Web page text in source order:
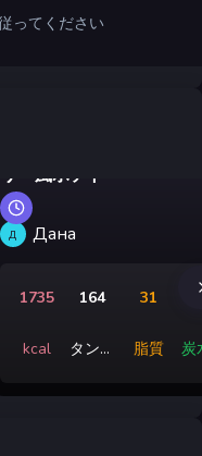
ってください
リー風ポテト
Д Дана
1735
kcal
164
タンパ
31
脂質
炭